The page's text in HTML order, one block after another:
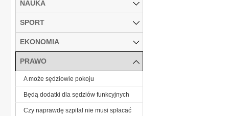
NAUKA
SPORT
EKONOMIA
PRAWO
A może sędziowie pokoju
Będą dodatki dla sędziów funkcyjnych
Czy naprawdę szpital nie musi spłacać